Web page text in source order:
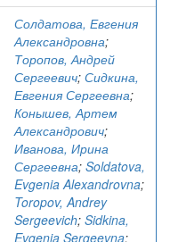
Солдатова, Евгения
Александровна;
Торопов, Андрей
Сергеевич; Сидкина,
Евгения Сергеевна;
Конышев, Артем
Александрович;
Иванова, Ирина
Сергеевна; Soldatova,
Evgenia Alexandrovna;
Toropov, Andrey
Sergeevich; Sidkina,
Evgenia Sergeevna;